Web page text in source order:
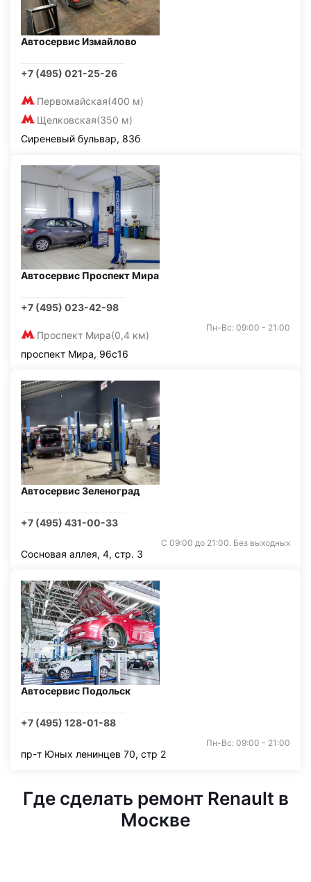
Автосервис Измайлово
+7 (495) 021-25-26
Первомайская(400 м)
Щелковская(350 м)
Сиреневый бульвар, 83б
Автосервис Проспект Мира
+7 (495) 023-42-98
Проспект Мира(0,4 км)
Пн-Вс: 09:00 - 21:00
проспект Мира, 96с16
Автосервис Зеленоград
+7 (495) 431-00-33
С 09:00 до 21:00. Без выходных
Сосновая аллея, 4, стр. 3
Автосервис Подольск
+7 (495) 128-01-88
Пн-Вс: 09:00 - 21:00
пр-т Юных ленинцев 70, стр 2
Где сделать ремонт Renault в
Москве